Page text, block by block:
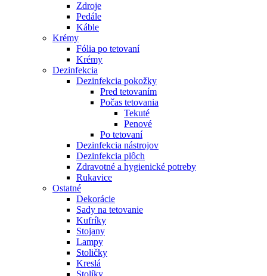
Zdroje
Pedále
Káble
Krémy
Fólia po tetovaní
Krémy
Dezinfekcia
Dezinfekcia pokožky
Pred tetovaním
Počas tetovania
Tekuté
Penové
Po tetovaní
Dezinfekcia nástrojov
Dezinfekcia plôch
Zdravotné a hygienické potreby
Rukavice
Ostatné
Dekorácie
Sady na tetovanie
Kufríky
Stojany
Lampy
Stoličky
Kreslá
Stolíky